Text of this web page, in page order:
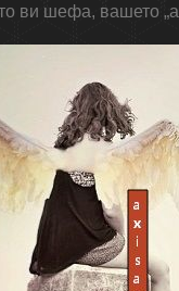
ви шефа, вашето